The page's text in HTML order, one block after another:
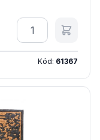
Množstvo
Kód: 61367